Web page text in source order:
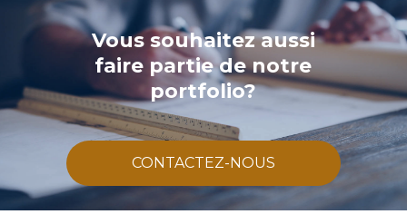
Vous souhaitez aussi
faire partie de notre
portfolio?
CONTACTEZ-NOUS